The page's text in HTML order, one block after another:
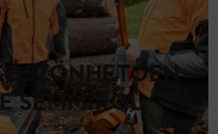
SEMMIRŐL